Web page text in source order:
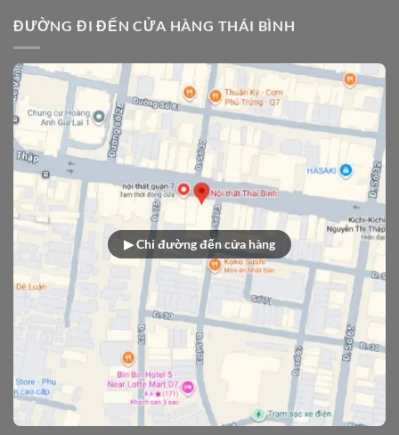
ĐƯỜNG ĐI ĐẾN CỬA HÀNG THÁI BÌNH
▶ Chỉ đường đến cửa hàng